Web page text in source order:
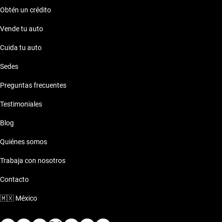
Obtén un crédito
Vende tu auto
Cuida tu auto
Sedes
Preguntas frecuentes
Testimoniales
Blog
Quiénes somos
Trabaja con nosotros
Contacto
🇲🇽 México